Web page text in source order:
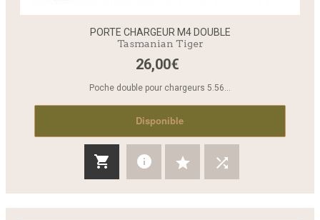
PORTE CHARGEUR M4 DOUBLE
Tasmanian Tiger
26,00€
Poche double pour chargeurs 5.56...
Disponible